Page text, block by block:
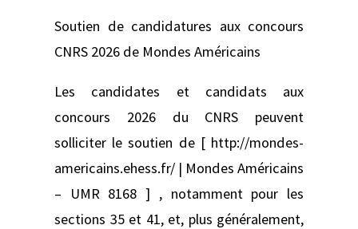
Soutien de candidatures aux concours
CNRS 2026 de Mondes Américains
Les candidates et candidats aux
concours 2026 du CNRS peuvent
solliciter le soutien de [ http://mondes-
americains.ehess.fr/ | Mondes Américains
– UMR 8168 ] , notamment pour les
sections 35 et 41, et, plus généralement,